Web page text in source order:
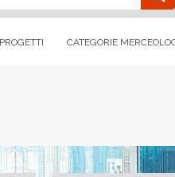
PROGETTI CATEGORIE